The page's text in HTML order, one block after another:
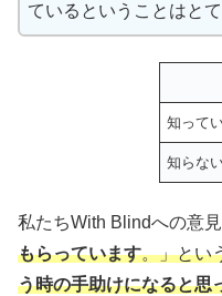
ているということはとて
知って
知らな
私たちWith Blindへの意見
もらっています。」とい
う時の手助けになると思